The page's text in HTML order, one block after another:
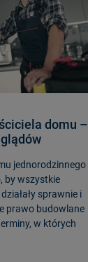
domu –
jednorodzinnego
by wszystkie
sprawnie i
prawo budowlane
w których